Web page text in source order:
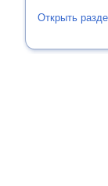
Открыть